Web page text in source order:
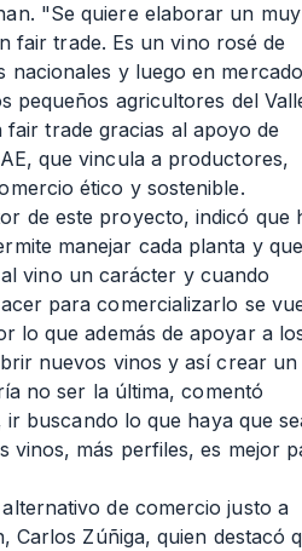
"Se quiere elaborar un muy
fair trade. Es un vino rosé de
nacionales y luego en
pequeños agricultores del
trade gracias al apoyo de
que vincula a productores,
ético y sostenible.
de este proyecto, indicó que
manejar cada planta y
vino un carácter y cuando
para comercializarlo se
lo que además de apoyar a
nuevos vinos y así crear un
no ser la última, comentó
buscando lo que haya que
vinos, más perfiles, es mejor
de comercio justo a
Carlos Zúñiga, quien destacó